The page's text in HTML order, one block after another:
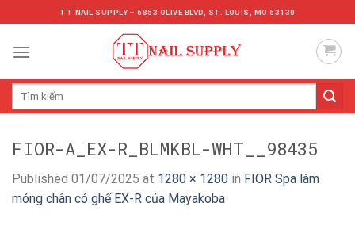
to
content
TT NAIL SUPPLY – 6853 OLIVE BLVD, ST. LOUIS, MO 63130
Tìm
FIOR-A_EX-R_BLMKBL-WHT__98435
Published 01/07/2025 at 1280 × 1280 in FIOR Spa làm
móng chân có ghế EX-R của Mayakoba